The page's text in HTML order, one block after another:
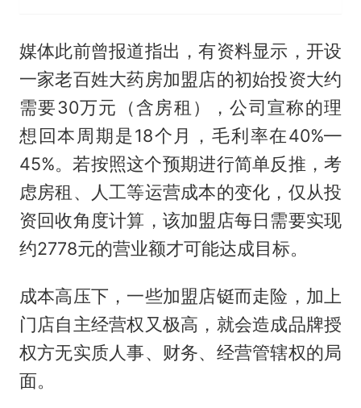
媒体此前曾报道指出，有资料显示，开设
一家老百姓大药房加盟店的初始投资大约
需要30万元（含房租），公司宣称的理
想回本周期是18个月，毛利率在40%—
45%。若按照这个预期进行简单反推，考
虑房租、人工等运营成本的变化，仅从投
资回收角度计算，该加盟店每日需要实现
约2778元的营业额才可能达成目标。
成本高压下，一些加盟店铤而走险，加上
门店自主经营权又极高，就会造成品牌授
权方无实质人事、财务、经营管辖权的局
面。